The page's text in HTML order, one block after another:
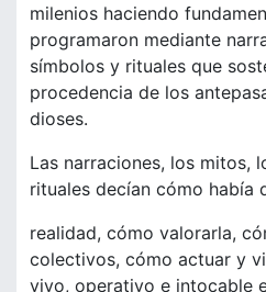
milenios haciendo
programaron mediante
símbolos y rituales que
procedencia de los
dioses.
Las narraciones, los mitos,
rituales decían cómo había
realidad, cómo valorarla,
colectivos, cómo actuar y
vivo, operativo e intocable